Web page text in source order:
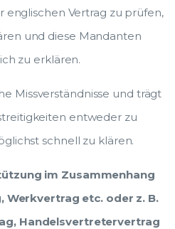
englischen Vertrag zu prüfen,
und diese Mandanten
zu erklären.
Missverständnisse und trägt
entweder zu
schnell zu klären.
im Zusammenhang
Werkvertrag etc. oder z. B.
Handelsvertretervertrag